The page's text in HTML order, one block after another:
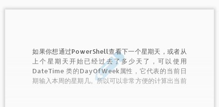
如果你想通过PowerShell查看下一个星期天，或者从
上个星期天开始已经过去了多少天了，可以使用
DateTime 类的DayOfWeek属性，它代表的当前日
期输入本周的星期几。所以可以非常方便的计算出当前